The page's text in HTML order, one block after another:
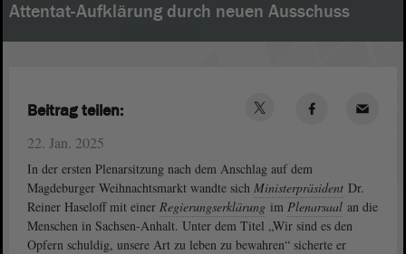
Attentat-Aufklärung durch neuen Ausschuss
22. Jan. 2025
In der ersten Plenarsitzung nach dem Anschlag auf dem
Magdeburger Weihnachtsmarkt wandte sich Ministerpräsident Dr.
Reiner Haseloff mit einer Regierungserklärung im Plenarsaal an die
Menschen in Sachsen-Anhalt. Unter dem Titel „Wir sind es den
Opfern schuldig, unsere Art zu leben zu bewahren“ sicherte er
Beitrag teilen: